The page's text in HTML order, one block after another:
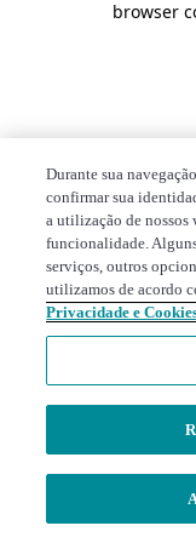
browser
Durante sua
confirmar sua
a utilização de nossos
funcionalidade.
serviços, outros
utilizamos de acordo
Privacidade e